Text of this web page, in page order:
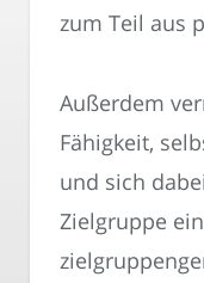
zum Teil aus
Außerdem
Fähigkeit,
und sich
Zielgruppe